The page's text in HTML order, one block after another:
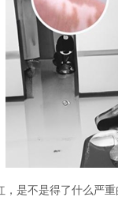
，是不是得了什么严